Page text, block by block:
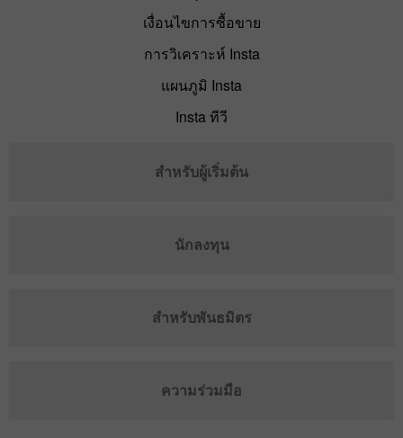
เงื่อนไขการซื้อขาย
การวิเคราะห์ Insta
แผนภูมิ Insta
Insta ทีวี
สำหรับผู้เริ่มต้น
นักลงทุน
สำหรับพันธมิตร
ความร่วมมือ